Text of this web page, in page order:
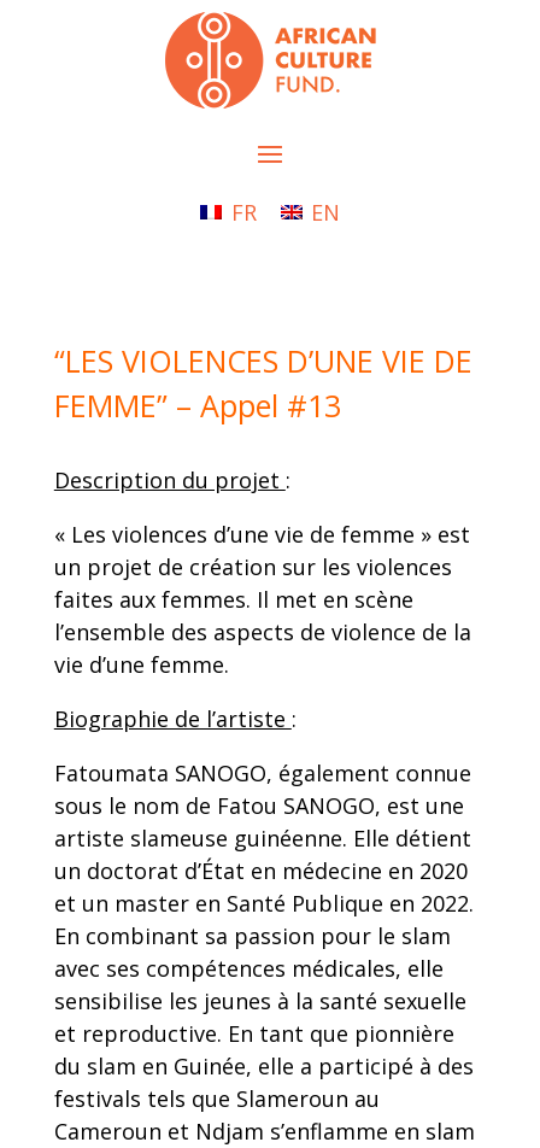
FR EN
“LES VIOLENCES D’UNE VIE DE
FEMME” – Appel #13
Description du projet :
« Les violences d’une vie de femme » est
un projet de création sur les violences
faites aux femmes. Il met en scène
l’ensemble des aspects de violence de la
vie d’une femme.
Biographie de l’artiste :
Fatoumata SANOGO, également connue
sous le nom de Fatou SANOGO, est une
artiste slameuse guinéenne. Elle détient
un doctorat d’État en médecine en 2020
et un master en Santé Publique en 2022.
En combinant sa passion pour le slam
avec ses compétences médicales, elle
sensibilise les jeunes à la santé sexuelle
et reproductive. En tant que pionnière
du slam en Guinée, elle a participé à des
festivals tels que Slameroun au
Cameroun et Ndjam s’enflamme en slam